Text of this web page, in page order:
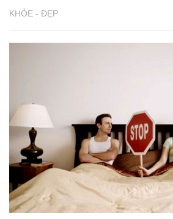
KHỎE - ĐẸP